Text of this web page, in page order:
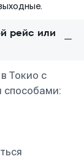
рейс или
Токио с
способами: